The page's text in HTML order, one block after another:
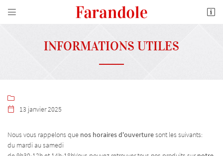
 
10 Boulevard de l'Industrie
02 54 77 21 02
 Adresse email de réception
INFORMATIONS UTILES


13 janvier 2025
Nous vous rappelons que nos horaires d'ouverturesont les suivants:
du mardi au samedi